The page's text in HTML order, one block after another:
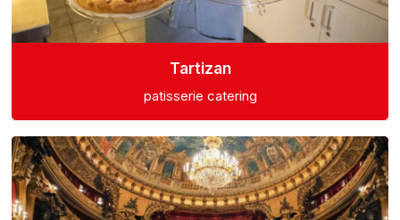
Tartizan
patisserie catering